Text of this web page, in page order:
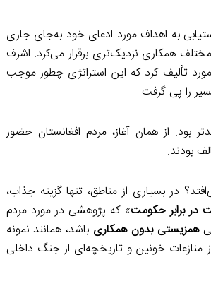
به اهداف مورد ادعای خود به‌جای جاری
همکاری نزدیک‌تری برقرار می‌کرد. اشرف
تألیف کرد که این استراتژی چطور موجب
را پی گرفت.
از همان آغاز، مردم افغانستان حضور
بودند.
در بسیاری از مناطق، تنها گزینه جذاب،
در برابر حکومت» که پژوهشی در مورد مردم
همزیستی بدون همکاری باشد، همانند نمونه
منازعات خونین و تاریخچه‌ای از جنگ داخلی